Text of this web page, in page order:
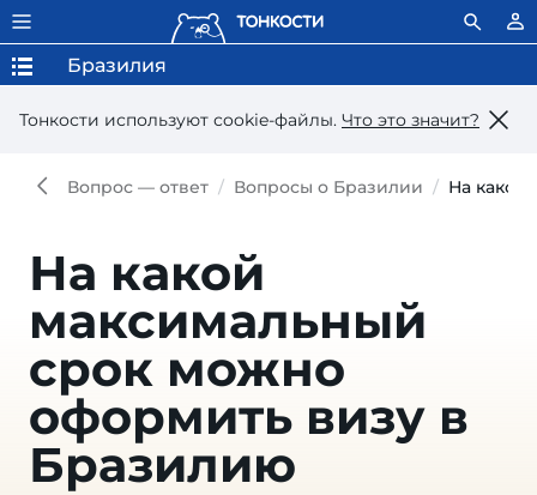
Тонкости используют сookie-файлы. Что это значит?
Бразилия
Вопрос — ответ Вопросы о Бразилии На
На какой
максимальный
срок можно
оформить визу в
Бразилию